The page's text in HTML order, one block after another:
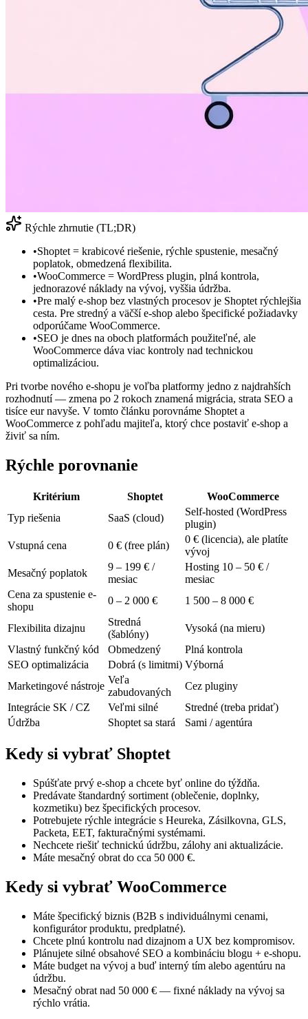
Rýchle zhrnutie (TL;DR)
•Shoptet = krabicové riešenie, rýchle spustenie, mesačný
poplatok, obmedzená flexibilita.
•WooCommerce = WordPress plugin, plná kontrola,
jednorazové náklady na vývoj, vyššia údržba.
•Pre malý e-shop bez vlastných procesov je Shoptet rýchlejšia
cesta. Pre stredný a väčší e-shop alebo špecifické požiadavky
odporúčame WooCommerce.
•SEO je dnes na oboch platformách použiteľné, ale
WooCommerce dáva viac kontroly nad technickou
optimalizáciou.
Pri tvorbe nového e-shopu je voľba platformy jedno z najdrahších
rozhodnutí — zmena po 2 rokoch znamená migrácia, strata SEO a
tisíce eur navyše. V tomto článku porovnáme Shoptet a
WooCommerce z pohľadu majiteľa, ktorý chce postaviť e-shop a
živiť sa ním.
Rýchle porovnanie
Kritérium Shoptet
WooCommerce
Typ riešenia
SaaS (cloud)
Self-hosted (WordPress
plugin)
Vstupná cena
0 € (free plán)
0 € (licencia), ale platíte
vývoj
Mesačný poplatok
9 – 199 € /
mesiac
Hosting 10 – 50 € /
mesiac
Cena za spustenie e-
shopu
0 – 2 000 € 1 500 – 8 000 €
Flexibilita dizajnu
Stredná
(šablóny)
Vysoká (na mieru)
Vlastný funkčný kód
Obmedzený
Plná kontrola
SEO optimalizácia
Dobrá (s limitmi) Výborná
Marketingové nástroje
Veľa
zabudovaných
Cez pluginy
Integrácie SK / CZ
Veľmi silné
Stredné (treba pridať)
Údržba
Shoptet sa stará Sami / agentúra
Kedy si vybrať Shoptet
Spúšťate prvý e-shop a chcete byť online do týždňa.
Predávate štandardný sortiment (oblečenie, doplnky,
kozmetiku) bez špecifických procesov.
Potrebujete rýchle integrácie s Heureka, Zásilkovna, GLS,
Packeta, EET, fakturačnými systémami.
Nechcete riešiť technickú údržbu, zálohy ani aktualizácie.
Máte mesačný obrat do cca 50 000 €.
Kedy si vybrať WooCommerce
Máte špecifický biznis (B2B s individuálnymi cenami,
konfigurátor produktu, predplatné).
Chcete plnú kontrolu nad dizajnom a UX bez kompromisov.
Plánujete silné obsahové SEO a kombináciu blogu + e-shopu.
Máte budget na vývoj a buď interný tím alebo agentúru na
údržbu.
Mesačný obrat nad 50 000 € — fixné náklady na vývoj sa
rýchlo vrátia.